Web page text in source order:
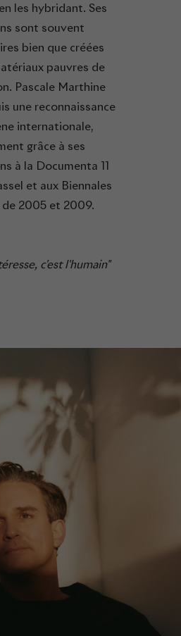
les hybridant. Ses
sont souvent
bien que créées
pauvres de
Pascale Marthine
une reconnaissance
internationale,
grâce à ses
à la Documenta 11
et aux Biennales
de 2005 et 2009.
c'est l'humain"